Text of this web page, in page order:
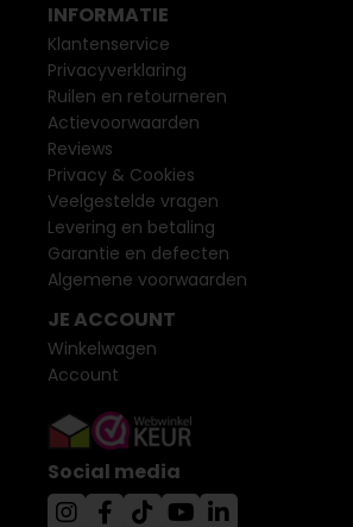
INFORMATIE
Klantenservice
Privacyverklaring
Ruilen en retourneren
Actievoorwaarden
Reviews
Privacy & Cookies
Veelgestelde vragen
Levering en betaling
Garantie en defecten
Algemene voorwaarden
JE ACCOUNT
Winkelwagen
Account
Social media